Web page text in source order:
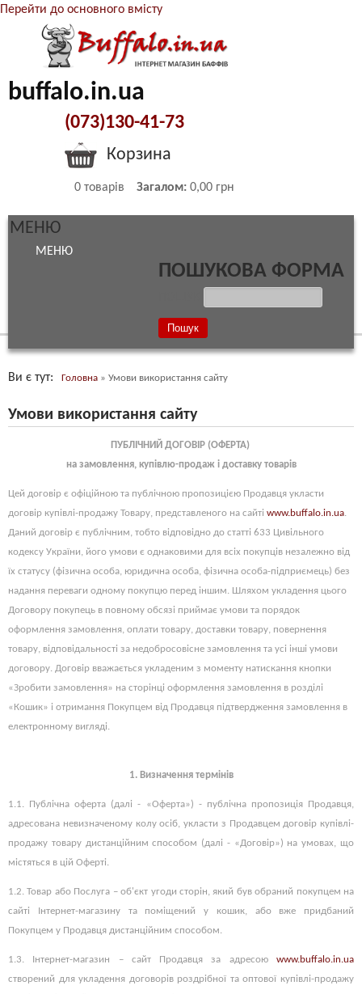
Перейти до основного вмісту
buffalo.in.ua
(073)130-41-73
Корзина
0 товарів Загалом: 0,00 грн
МЕНЮ
МЕНЮ
ПОШУКОВА ФОРМА
Ви є тут Головна » Умови використання сайту
Умови використання сайту
ПУБЛІЧНИЙ ДОГОВІР (ОФЕРТА)
на замовлення, купівлю-продаж і доставку товарів
Цей договір є офіційною та публічною пропозицією Продавця укласти
договір купівлі-продажу Товару, представленого на сайті www.buffalo.in.ua.
Даний договір є публічним, тобто відповідно до статті 633 Цивільного
кодексу України, його умови є однаковими для всіх покупців незалежно від
їх статусу (фізична особа, юридична особа, фізична особа-підприємець) без
надання переваги одному покупцю перед іншим. Шляхом укладення цього
Договору покупець в повному обсязі приймає умови та порядок
оформлення замовлення, оплати товару, доставки товару, повернення
товару, відповідальності за недобросовісне замовлення та усі інші умови
договору. Договір вважається укладеним з моменту натискання кнопки
«Зробити замовлення» на сторінці оформлення замовлення в розділі
«Кошик» і отримання Покупцем від Продавця підтвердження замовлення в
електронному вигляді.
1. Визначення термінів
1.1. Публічна оферта (далі - «Оферта») - публічна пропозиція Продавця,
адресована невизначеному колу осіб, укласти з Продавцем договір купівлі-
продажу товару дистанційним способом (далі - «Договір») на умовах, що
містяться в цій Оферті.
1.2. Товар або Послуга – об'єкт угоди сторін, який був обраний покупцем на
сайті Інтернет-магазину та поміщений у кошик, або вже придбаний
Покупцем у Продавця дистанційним способом.
1.3. Інтернет-магазин – сайт Продавця за адресою www.buffalo.in.ua
створений для укладення договорів роздрібної та оптової купівлі-продажу